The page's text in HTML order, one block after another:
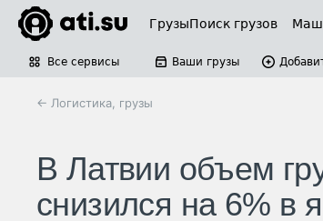
ГрузыПоиск грузов
Все сервисы Ваши грузы
← Логистика, грузы
В Латвии объем
снизился на 6% в